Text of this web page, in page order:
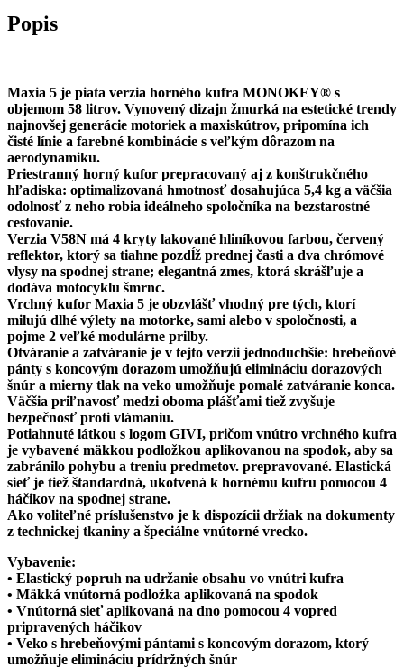
Popis
Maxia 5 je piata verzia horného kufra MONOKEY® s
objemom 58 litrov. Vynovený dizajn žmurká na estetické trendy
najnovšej generácie motoriek a maxiskútrov, pripomína ich
čisté línie a farebné kombinácie s veľkým dôrazom na
aerodynamiku.
Priestranný horný kufor prepracovaný aj z konštrukčného
hľadiska: optimalizovaná hmotnosť dosahujúca 5,4 kg a väčšia
odolnosť z neho robia ideálneho spoločníka na bezstarostné
cestovanie.
Verzia V58N má 4 kryty lakované hliníkovou farbou, červený
reflektor, ktorý sa tiahne pozdĺž prednej časti a dva chrómové
vlysy na spodnej strane; elegantná zmes, ktorá skrášľuje a
dodáva motocyklu šmrnc.
Vrchný kufor Maxia 5 je obzvlášť vhodný pre tých, ktorí
milujú dlhé výlety na motorke, sami alebo v spoločnosti, a
pojme 2 veľké modulárne prilby.
Otváranie a zatváranie je v tejto verzii jednoduchšie: hrebeňové
pánty s koncovým dorazom umožňujú elimináciu dorazových
šnúr a mierny tlak na veko umožňuje pomalé zatváranie konca.
Väčšia priľnavosť medzi oboma plášťami tiež zvyšuje
bezpečnosť proti vlámaniu.
Potiahnuté látkou s logom GIVI, pričom vnútro vrchného kufra
je vybavené mäkkou podložkou aplikovanou na spodok, aby sa
zabránilo pohybu a treniu predmetov. prepravované. Elastická
sieť je tiež štandardná, ukotvená k hornému kufru pomocou 4
háčikov na spodnej strane.
Ako voliteľné príslušenstvo je k dispozícii držiak na dokumenty
z technickej tkaniny a špeciálne vnútorné vrecko.
Vybavenie:
• Elastický popruh na udržanie obsahu vo vnútri kufra
• Mäkká vnútorná podložka aplikovaná na spodok
• Vnútorná sieť aplikovaná na dno pomocou 4 vopred
pripravených háčikov
• Veko s hrebeňovými pántami s koncovým dorazom, ktorý
umožňuje elimináciu prídržných šnúr